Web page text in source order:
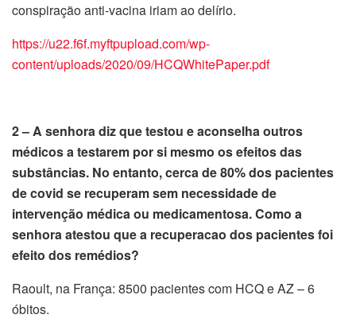
conspiração anti-vacina iriam ao delírio.
https://u22.f6f.myftpupload.com/wp-
content/uploads/2020/09/HCQWhitePaper.pdf
2 – A senhora diz que testou e aconselha outros
médicos a testarem por si mesmo os efeitos das
substâncias. No entanto, cerca de 80% dos pacientes
de covid se recuperam sem necessidade de
intervenção médica ou medicamentosa. Como a
senhora atestou que a recuperacao dos pacientes foi
efeito dos remédios?
Raoult, na França: 8500 pacientes com HCQ e AZ – 6
óbitos.